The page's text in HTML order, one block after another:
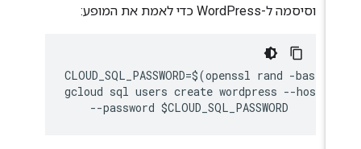
וסיסמה ל-WordPress כדי לאמת את המופע:
CLOUD_SQL_PASSWORD=$(openssl rand -
gcloud sql users create wordpress --host=%